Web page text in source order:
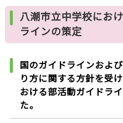
八潮市立中学校にお
ラインの策定
国のガイドラインおよ
り方に関する方針を受
おける部活動ガイドラ
た。